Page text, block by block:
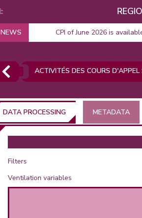
NEWS CPI of June 2026 is
ACTIVITÉS DES COURS
DATA PROCESSING METADATA
Filters
Ventilation variables